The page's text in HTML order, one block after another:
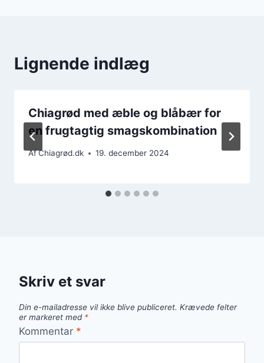
Lignende indlæg
Chiagrød med æble og blåbær for
en frugtagtig smagskombination
AfChiagrød.dk 19. december 2024
Skriv et svar
Din e-mailadresse vil ikke blive publiceret. Krævede felter
er markeret med *
Kommentar *